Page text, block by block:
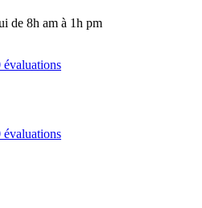
de 8h am à 1h pm
évaluations
évaluations